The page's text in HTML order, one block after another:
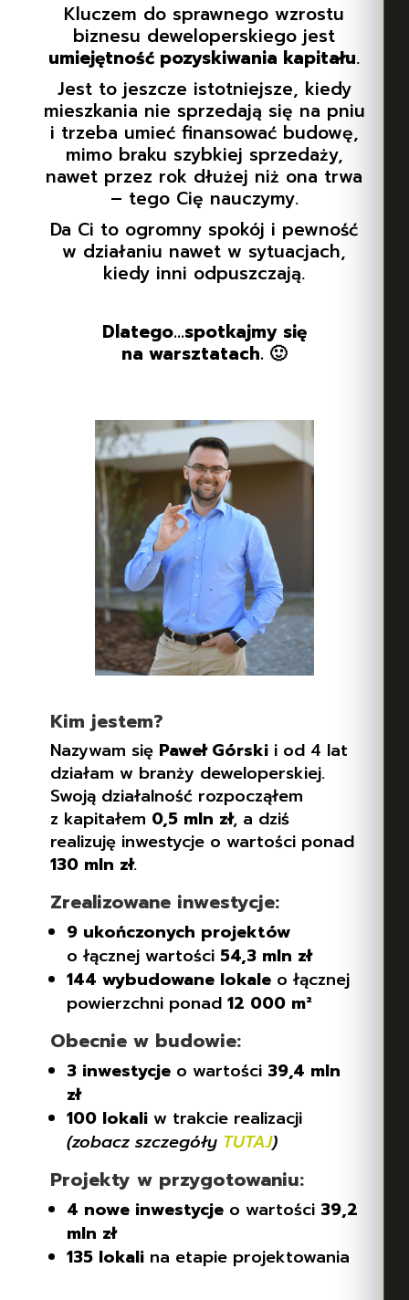
Kluczem do sprawnego wzrostu
biznesu deweloperskiego jest
umiejętność pozyskiwania kapitału.
Jest to jeszcze istotniejsze, kiedy
mieszkania nie sprzedają się na pniu
i trzeba umieć finansować budowę,
mimo braku szybkiej sprzedaży,
nawet przez rok dłużej niż ona trwa
– tego Cię nauczymy.
Da Ci to ogromny spokój i pewność
w działaniu nawet w sytuacjach,
kiedy inni odpuszczają.
Dlatego…spotkajmy się
na warsztatach. 🙂
Kim jestem?
Nazywam się Paweł Górskii od 4 lat
działam w branży deweloperskiej.
Swoją działalność rozpocząłem
z kapitałem 0,5 mln zł, a dziś
realizuję inwestycje o wartości ponad
130 mln zł.
Zrealizowane inwestycje:
9 ukończonych projektów
o łącznej wartości 54,3 mln zł
144 wybudowane lokaleo łącznej
powierzchni ponad 12 000 m²
Obecnie w budowie:
3 inwestycjeo wartości 39,4 mln
zł
100 lokaliw trakcie realizacji
(zobacz szczegóły TUTAJ)
Projekty w przygotowaniu:
4 nowe inwestycjeo wartości 39,2
mln zł
135 lokalina etapie projektowania